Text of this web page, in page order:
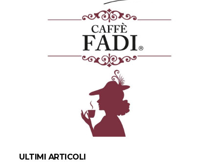
ULTIMI ARTICOLI